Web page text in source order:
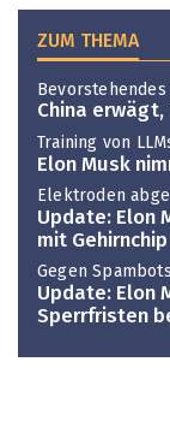
ZUM THEMA
China
Training von
Elon Musk
Elektroden
Update: Elon
mit Gehirnchip
Gegen Spambots
Update: Elon
Sperrfristen